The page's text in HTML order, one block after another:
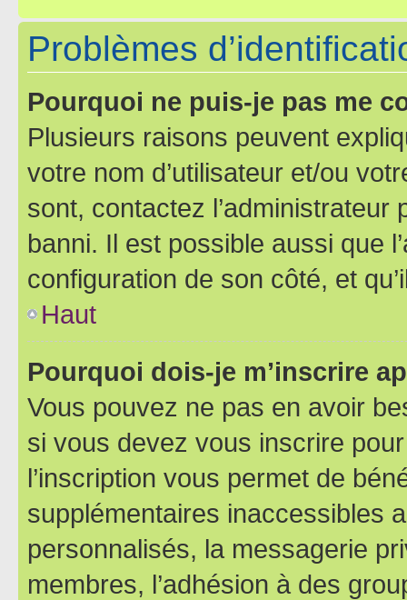
Problèmes
Pourquoi ne puis-je pas me
Plusieurs raisons peuvent
votre nom d’utilisateur et/ou
sont, contactez l’administrateur
banni. Il est possible aussi que
configuration de son côté, et
Haut
Pourquoi dois-je m’inscrire
Vous pouvez ne pas en avoir
si vous devez vous inscrire
l’inscription vous permet de
supplémentaires inaccessibles
personnalisés, la messagerie
membres, l’adhésion à des